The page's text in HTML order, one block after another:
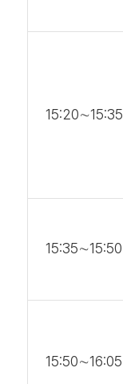
15:20∼15:35
15:35∼15:50
15:50∼16:05